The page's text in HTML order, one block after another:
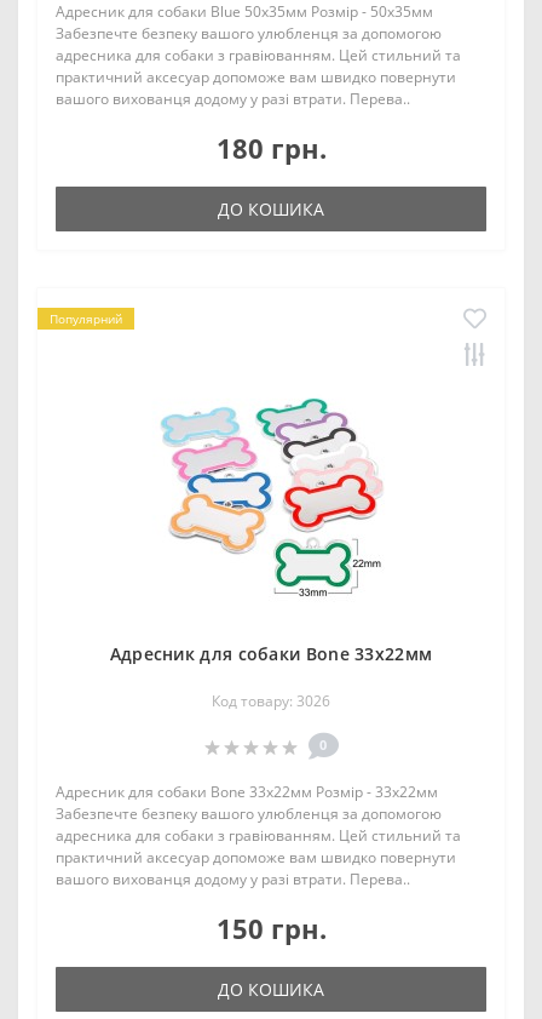
Адресник для собаки Blue 50x35мм Розмір - 50x35мм
Забезпечте безпеку вашого улюбленця за допомогою
адресника для собаки з гравіюванням. Цей стильний та
практичний аксесуар допоможе вам швидко повернути
вашого вихованця додому у разі втрати. Перева..
180 грн.
ДО КОШИКА
Популярний
Адресник для собаки Bone 33x22мм
Код товару: 3026
0
Адресник для собаки Bone 33x22мм Розмір - 33x22мм
Забезпечте безпеку вашого улюбленця за допомогою
адресника для собаки з гравіюванням. Цей стильний та
практичний аксесуар допоможе вам швидко повернути
вашого вихованця додому у разі втрати. Перева..
150 грн.
ДО КОШИКА